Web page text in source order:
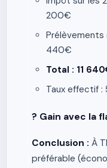
200€
Prélèvements
440€
Total : 11
Taux effectif :
? Gain avec la
Conclusion : À
préférable